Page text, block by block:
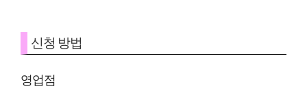
신청 방법
영업점